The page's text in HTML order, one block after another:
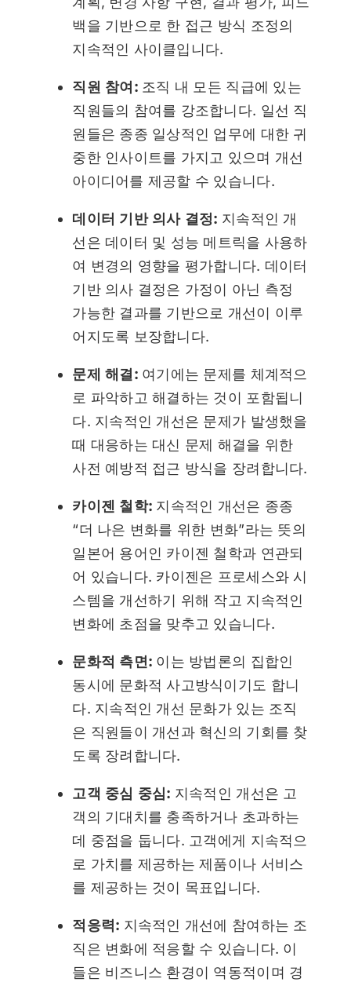
백을 기반으로 한 접근 방식 조정의
지속적인 사이클입니다.
직원 참여: 조직 내 모든 직급에 있는
직원들의 참여를 강조합니다. 일선 직
원들은 종종 일상적인 업무에 대한 귀
중한 인사이트를 가지고 있으며 개선
아이디어를 제공할 수 있습니다.
데이터 기반 의사 결정: 지속적인 개
선은 데이터 및 성능 메트릭을 사용하
여 변경의 영향을 평가합니다. 데이터
기반 의사 결정은 가정이 아닌 측정
가능한 결과를 기반으로 개선이 이루
어지도록 보장합니다.
문제 해결: 여기에는 문제를 체계적으
로 파악하고 해결하는 것이 포함됩니
다. 지속적인 개선은 문제가 발생했을
때 대응하는 대신 문제 해결을 위한
사전 예방적 접근 방식을 장려합니다.
카이젠 철학: 지속적인 개선은 종종
“더 나은 변화를 위한 변화”라는 뜻의
일본어 용어인 카이젠 철학과 연관되
어 있습니다. 카이젠은 프로세스와 시
스템을 개선하기 위해 작고 지속적인
변화에 초점을 맞추고 있습니다.
문화적 측면: 이는 방법론의 집합인
동시에 문화적 사고방식이기도 합니
다. 지속적인 개선 문화가 있는 조직
은 직원들이 개선과 혁신의 기회를 찾
도록 장려합니다.
고객 중심 중심: 지속적인 개선은 고
객의 기대치를 충족하거나 초과하는
데 중점을 둡니다. 고객에게 지속적으
로 가치를 제공하는 제품이나 서비스
를 제공하는 것이 목표입니다.
적응력: 지속적인 개선에 참여하는 조
직은 변화에 적응할 수 있습니다. 이
들은 비즈니스 환경이 역동적이며 경